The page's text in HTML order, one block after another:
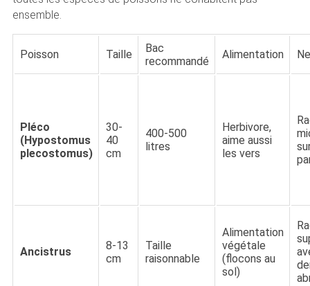
ensemble.
Poisson Taille
Bac
recommandé
Alimentation
Pléco
(Hypostomus
plecostomus)
30-
40
cm
400-500
litres
Herbivore,
aime aussi
les vers
Ancistrus
8-13
cm
Taille
raisonnable
Alimentation
végétale
(flocons au
sol)